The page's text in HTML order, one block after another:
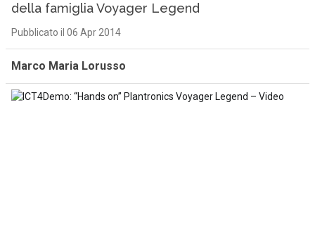
della famiglia Voyager Legend
Pubblicato il 06 Apr 2014
Marco Maria Lorusso